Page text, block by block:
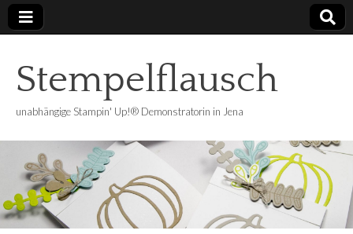
Stempelflausch
unabhängige Stampin' Up!® Demonstratorin in Jena